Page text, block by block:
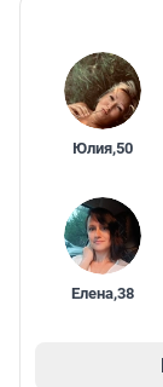
Юлия,50
Елена,38